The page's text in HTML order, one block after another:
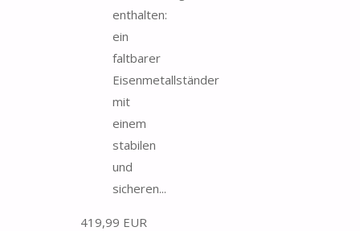
enthalten:
ein
faltbarer
Eisenmetallständer
mit
einem
stabilen
und
sicheren...
419,99 EUR